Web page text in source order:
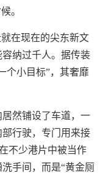
。
在现在的尖东新文
纳过千人。据传装
小目标”，其奢靡
然铺设了车道，一
行驶，专门用来接
不少港片中被当作
手间，而是“黄金厕